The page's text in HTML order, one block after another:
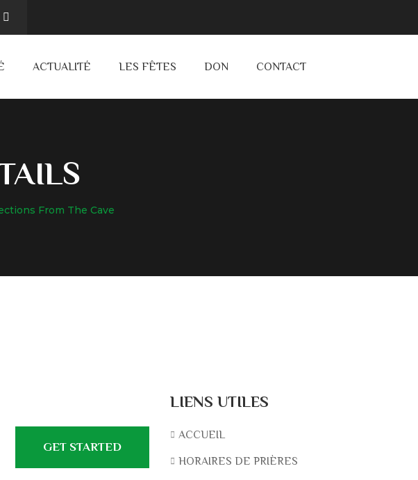
ACTUALITÉ LES FÊTES DON CONTACT
From The Cave
GET STARTED
LIENS UTILES
ACCUEIL
HORAIRES DE PRIÈRES